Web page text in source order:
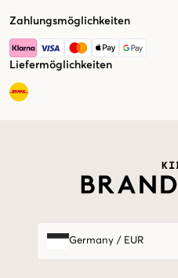
Zahlungsmöglichkeiten
Liefermöglichkeiten
Germany/ EUR